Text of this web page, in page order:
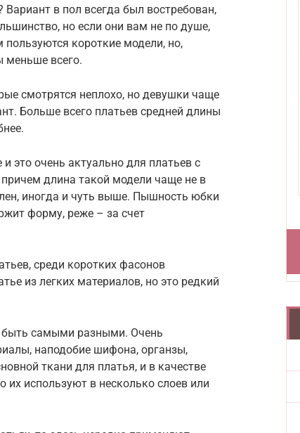
в пол всегда был востребован,
но если они вам не по душе,
короткие модели, но,
меньше всего.
смотрятся неплохо, но девушки чаще
Больше всего платьев средней длины
это очень актуально для платьев с
длина такой модели чаще не в
иногда и чуть выше. Пышность юбки
форму, реже – за счет
среди коротких фасонов
из легких материалов, но это редкий
быть самыми разными. Очень
наподобие шифона, органзы,
ткани для платья, и в качестве
используют в несколько слоев или